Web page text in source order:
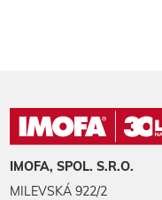
IMOFA, SPOL. S.R.O.
MILEVSKÁ 922/2